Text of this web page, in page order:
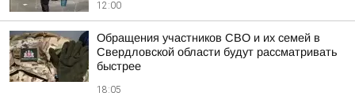
12:00
Обращения участников СВО и их семей в
Свердловской области будут рассматривать
быстрее
18:05